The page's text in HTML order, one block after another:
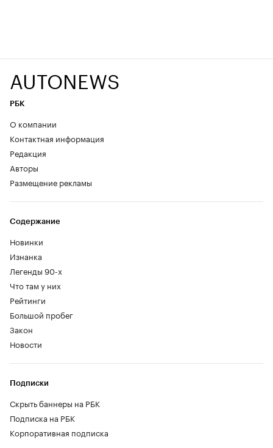
AUTONEWS
РБК
О компании
Контактная информация
Редакция
Авторы
Размещение рекламы
Содержание
Новинки
Изнанка
Легенды 90-х
Что там у них
Рейтинги
Большой пробег
Закон
Новости
Подписки
Скрыть баннеры на РБК
Подписка на РБК
Корпоративная подписка